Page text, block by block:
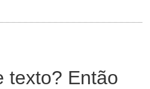
texto? Então